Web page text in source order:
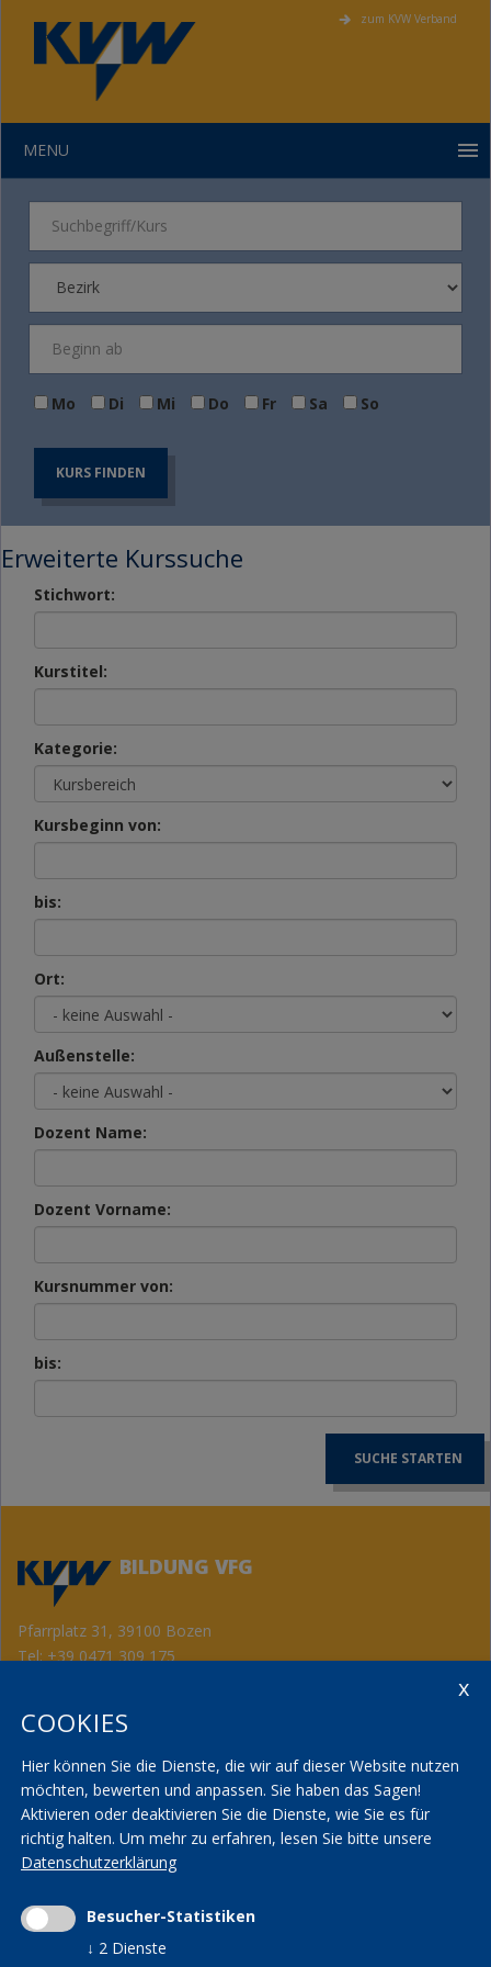
zum KVW Verband
MENU
Mo Di Mi Do Fr Sa So
KURS FINDEN
Erweiterte Kurssuche
Stichwort:
Kurstitel:
Kategorie:
Kursbeginn von:
bis:
Ort:
Außenstelle:
Dozent Name:
Dozent Vorname:
Kursnummer von:
bis:
SUCHE STARTEN
BILDUNG VFG
Pfarrplatz 31, 39100 Bozen
Tel:+39 0471 309 175
Kontakt
AGBs
Seminarräume
Transparenzbestimmungen
KVW Verband
KVW Reisen
KVW Patronat
Privacy|
Mwst.-Nr. 01590700215 | St.-Nr. 01590700215 |
kvwbildung@pec.rolmail.net
COOKIES
Hier können Sie die Dienste, die wir auf dieser Website nutzen
möchten, bewerten und anpassen. Sie haben das Sagen!
Aktivieren oder deaktivieren Sie die Dienste, wie Sie es für
richtig halten. Um mehr zu erfahren, lesen Sie bitte unsere
Datenschutzerklärung
Besucher-Statistiken
↓ 2 Dienste